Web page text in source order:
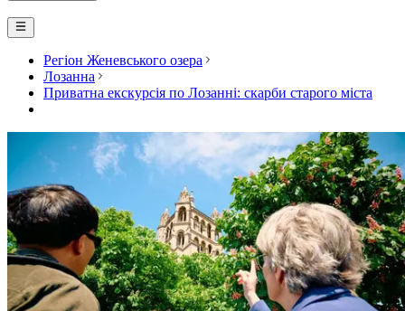
Регіон Женевського озера
Лозанна
Приватна екскурсія по Лозанні: скарби старого міста